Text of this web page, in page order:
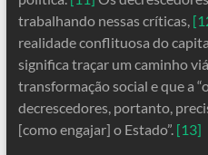
trabalhando nessas críticas,
realidade conflituosa do
significa traçar um caminho
transformação social e que a
decrescedores, portanto,
[como engajar] o Estado”. [13]